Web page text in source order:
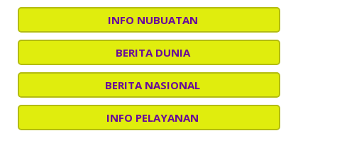
INFO NUBUATAN
BERITA DUNIA
BERITA NASIONAL
INFO PELAYANAN